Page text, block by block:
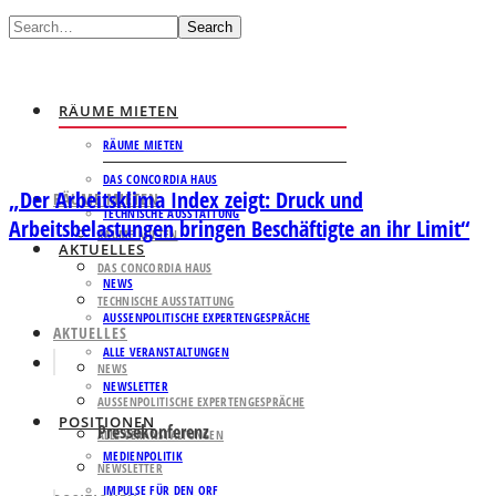
Search
RÄUME MIETEN
RÄUME MIETEN
DAS CONCORDIA HAUS
TECHNISCHE AUSSTATTUNG
AKTUELLES
NEWS
AUSSENPOLITISCHE EXPERTENGESPRÄCHE
ALLE VERANSTALTUNGEN
NEWSLETTER
POSITIONEN
MEDIENPOLITIK
IMPULSE FÜR DEN ORF
RÄUME MIETEN
RÄUME MIETEN
DAS CONCORDIA HAUS
TECHNISCHE AUSSTATTUNG
AKTUELLES
NEWS
AUSSENPOLITISCHE EXPERTENGESPRÄCHE
ALLE VERANSTALTUNGEN
NEWSLETTER
„Der Arbeitsklima Index zeigt: Druck und
Arbeitsbelastungen bringen Beschäftigte an ihr Limit“
Pressekonferenz